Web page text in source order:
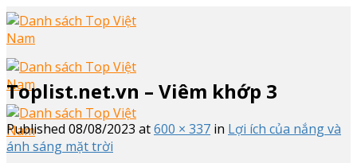
Skip
to
content
Toplist.net.vn – Viêm khớp 3
Published 08/08/2023 at600 × 337 in Lợi ích của nắng và
ánh sáng mặt trời